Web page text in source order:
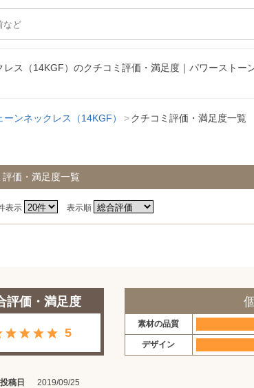
ス（14KGF）のクチコミ評価・満足度｜パワーストー
ンネックレス（14KGF） クチコミ評価・満足度一覧
評価・満足度一覧
表示 表示順
評価・満足度
5
素材の品質
デザイン
投稿日
2019/09/25